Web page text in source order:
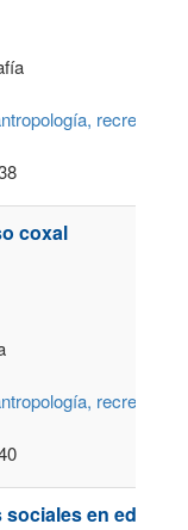
recreación
coxal
recreación
en